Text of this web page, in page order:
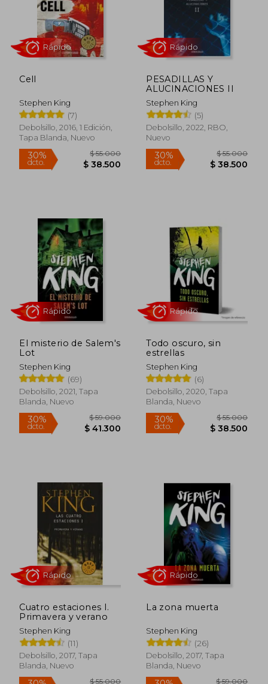
30% $ 55.000 30%
Cell
Stephen King
(7)
Debolsillo, 2016, 1 Edición,
Tapa Blanda, Nuevo
30% $ 55.000
Rápido
PESADILLAS Y
ALUCINACIONES II
Stephen King
(5)
Debolsillo, 2022, RBO,
Nuevo
30%
Rápido
El misterio de Salem's
Lot
Stephen King
(69)
Debolsillo, 2021, Tapa
Blanda, Nuevo
30%
dcto. $ 41.300
Rápido
Todo oscuro, sin
estrellas
Stephen King
(6)
Debolsillo, 2020, Tapa
Blanda, Nuevo
30%
dcto.
Rápido
Cuatro estaciones I.
Primavera y verano
Stephen King
(11)
Debolsillo, 2017, Tapa
Blanda, Nuevo
La zona muerta
Stephen King
(26)
Debolsillo, 2017, Tapa
Blanda, Nuevo